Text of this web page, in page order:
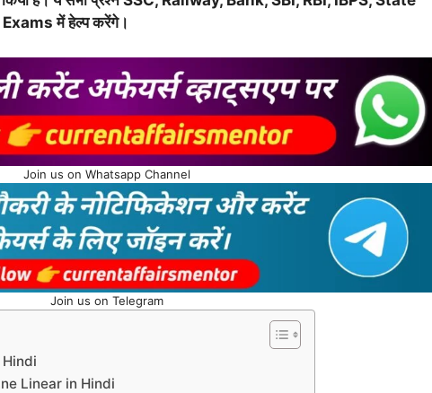
में हेल्प करेंगे।
Join us on Whatsapp Channel
Join us on Telegram
Linear in Hindi